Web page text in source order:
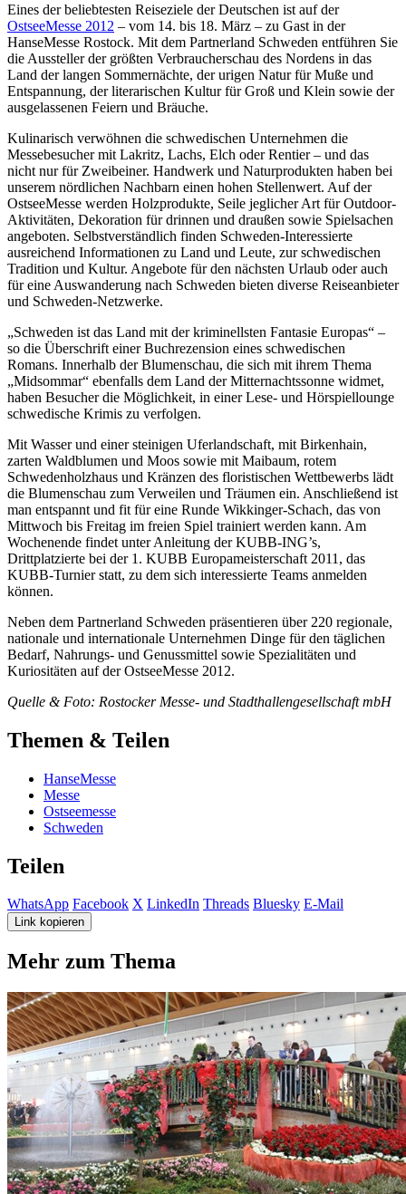
Eines der beliebtesten Reiseziele der Deutschen ist auf der
OstseeMesse 2012 – vom 14. bis 18. März – zu Gast in der
HanseMesse Rostock. Mit dem Partnerland Schweden entführen Sie
die Aussteller der größten Verbraucherschau des Nordens in das
Land der langen Sommernächte, der urigen Natur für Muße und
Entspannung, der literarischen Kultur für Groß und Klein sowie der
ausgelassenen Feiern und Bräuche.
Kulinarisch verwöhnen die schwedischen Unternehmen die
Messebesucher mit Lakritz, Lachs, Elch oder Rentier – und das
nicht nur für Zweibeiner. Handwerk und Naturprodukten haben bei
unserem nördlichen Nachbarn einen hohen Stellenwert. Auf der
OstseeMesse werden Holzprodukte, Seile jeglicher Art für Outdoor-
Aktivitäten, Dekoration für drinnen und draußen sowie Spielsachen
angeboten. Selbstverständlich finden Schweden-Interessierte
ausreichend Informationen zu Land und Leute, zur schwedischen
Tradition und Kultur. Angebote für den nächsten Urlaub oder auch
für eine Auswanderung nach Schweden bieten diverse Reiseanbieter
und Schweden-Netzwerke.
„Schweden ist das Land mit der kriminellsten Fantasie Europas“ –
so die Überschrift einer Buchrezension eines schwedischen
Romans. Innerhalb der Blumenschau, die sich mit ihrem Thema
„Midsommar“ ebenfalls dem Land der Mitternachtssonne widmet,
haben Besucher die Möglichkeit, in einer Lese- und Hörspiellounge
schwedische Krimis zu verfolgen.
Mit Wasser und einer steinigen Uferlandschaft, mit Birkenhain,
zarten Waldblumen und Moos sowie mit Maibaum, rotem
Schwedenholzhaus und Kränzen des floristischen Wettbewerbs lädt
die Blumenschau zum Verweilen und Träumen ein. Anschließend ist
man entspannt und fit für eine Runde Wikkinger-Schach, das von
Mittwoch bis Freitag im freien Spiel trainiert werden kann. Am
Wochenende findet unter Anleitung der KUBB-ING’s,
Drittplatzierte bei der 1. KUBB Europameisterschaft 2011, das
KUBB-Turnier statt, zu dem sich interessierte Teams anmelden
können.
Neben dem Partnerland Schweden präsentieren über 220 regionale,
nationale und internationale Unternehmen Dinge für den täglichen
Bedarf, Nahrungs- und Genussmittel sowie Spezialitäten und
Kuriositäten auf der OstseeMesse 2012.
Quelle & Foto: Rostocker Messe- und Stadthallengesellschaft mbH
Themen & Teilen
HanseMesse
Messe
Ostseemesse
Schweden
Teilen
WhatsApp Facebook X LinkedIn Threads Bluesky E-Mail
Link kopieren
Mehr zum Thema